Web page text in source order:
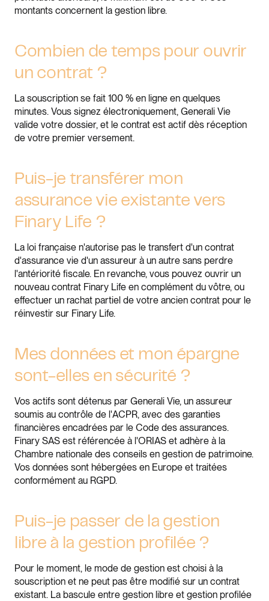
montants concernent la gestion libre.
Combien de temps pour ouvrir
un contrat ?
La souscription se fait 100 % en ligne en quelques
minutes. Vous signez électroniquement, Generali Vie
valide votre dossier, et le contrat est actif dès réception
de votre premier versement.
Puis-je transférer mon
assurance vie existante vers
Finary Life ?
La loi française n'autorise pas le transfert d'un contrat
d'assurance vie d'un assureur à un autre sans perdre
l'antériorité fiscale. En revanche, vous pouvez ouvrir un
nouveau contrat Finary Life en complément du vôtre, ou
effectuer un rachat partiel de votre ancien contrat pour le
réinvestir sur Finary Life.
Mes données et mon épargne
sont-elles en sécurité ?
Vos actifs sont détenus par Generali Vie, un assureur
soumis au contrôle de l'ACPR, avec des garanties
financières encadrées par le Code des assurances.
Finary SAS est référencée à l'ORIAS et adhère à la
Chambre nationale des conseils en gestion de patrimoine.
Vos données sont hébergées en Europe et traitées
conformément au RGPD.
Puis-je passer de la gestion
libre à la gestion profilée ?
Pour le moment, le mode de gestion est choisi à la
souscription et ne peut pas être modifié sur un contrat
existant. La bascule entre gestion libre et gestion profilée